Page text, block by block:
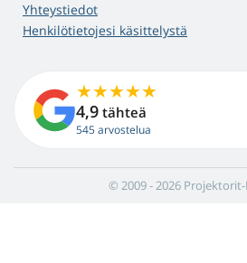
Yhteystiedot
Henkilötietojesi käsittelystä
4,9 tähteä
545 arvostelua
© 2009 - 2026